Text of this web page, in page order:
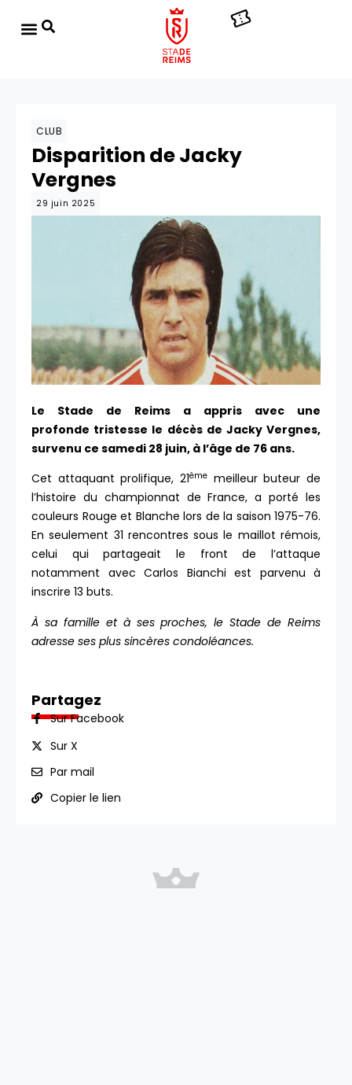
CLUB
Disparition de Jacky
Vergnes
29 juin 2025
Le Stade de Reims a appris avec une
profonde tristesse le décès de Jacky Vergnes,
survenu ce samedi 28 juin, à l’âge de 76 ans.
Cet attaquant prolifique, 21ème meilleur buteur de
l’histoire du championnat de France, a porté les
couleurs Rouge et Blanche lors de la saison 1975-76.
En seulement 31 rencontres sous le maillot rémois,
celui qui partageait le front de l’attaque
notamment avec Carlos Bianchi est parvenu à
inscrire 13 buts.
À sa famille et à ses proches, le Stade de Reims
adresse ses plus sincères condoléances.
Partagez
Sur Facebook
Sur X
Par mail
Copier le lien